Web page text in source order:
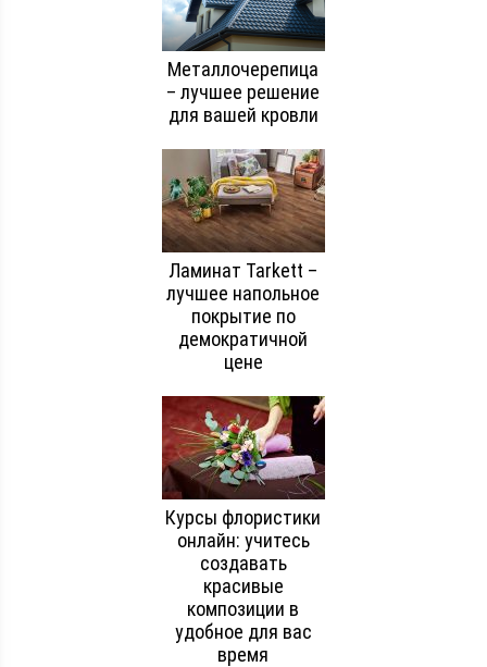
Металлочерепица
– лучшее решение
для вашей кровли
Ламинат Tarkett –
лучшее напольное
покрытие по
демократичной
цене
Курсы флористики
онлайн: учитесь
создавать
красивые
композиции в
удобное для вас
время